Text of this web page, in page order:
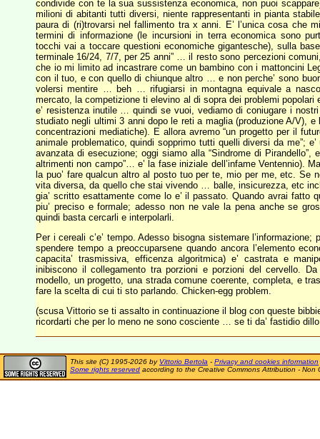
condivide con te la sua sussistenza economica, non puoi
milioni di abitanti tutti diversi, niente rappresentanti in pianta
paura di (ri)trovarsi nel fallimento tra x anni. E’ l’unica cosa che
termini di informazione (le incursioni in terra economica sono
tocchi vai a toccare questioni economiche gigantesche), sulla
terminale 16/24, 7/7, per 25 anni” … il resto sono percezioni
che io mi limito ad incastrare come un bambino con i mattoncini
con il tuo, e con quello di chiunque altro … e non perche’ sono
volersi mentire … beh … rifugiarsi in montagna equivale a
mercato, la competizione ti elevino al di sopra dei problemi
e’ resistenza inutile … quindi se vuoi, vediamo di coniugare i
studiato negli ultimi 3 anni dopo le reti a maglia (produzione A/V),
concentrazioni mediatiche). E allora avremo “un progetto per il
animale problematico, quindi sopprimo tutti quelli diversi da me”;
avanzata di esecuzione; oggi siamo alla “Sindrome di Pirandello”,
altrimenti non campo”… e’ la fase iniziale dell’infame Ventennio).
la puo’ fare qualcun altro al posto tuo per te, mio per me, etc. Se
vita diversa, da quello che stai vivendo … balle, insicurezza, etc
gia’ scritto esattamente come lo e’ il passato. Quando avrai fatto
piu’ preciso e formale; adesso non ne vale la pena anche se
quindi basta cercarli e interpolarli.
Per i cereali c’e’ tempo. Adesso bisogna sistemare
spendere tempo a preoccuparsene quando ancora l’elemento
capacita’ trasmissiva, efficenza algoritmica) e’ castrata e
inibiscono il collegamento tra porzioni e porzioni del cervello.
modello, un progetto, una strada comune coerente, completa, e
fare la scelta di cui ti sto parlando. Chicken-egg problem.
(scusa Vittorio se ti assalto in continuazione il blog con queste
ricordarti che per lo meno ne sono cosciente … se ti da’ fastidio
This site (C) 1995-2026 by Vittorio Bertola - Privacy and cookies information
Some rights reserved according to the Creative Commons Attribution - Non